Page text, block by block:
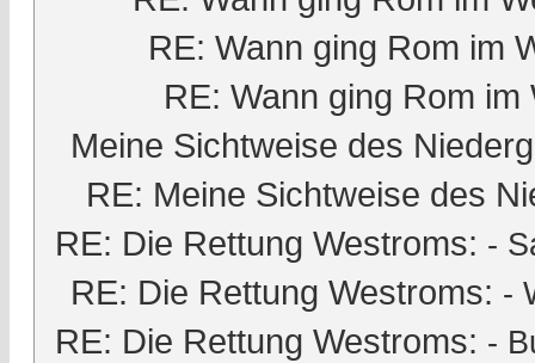
RE: Wann ging Rom im
RE: Wann ging Rom im
Meine Sichtweise des
RE: Meine Sichtweise des
RE: Die Rettung Westroms: -
RE: Die Rettung Westroms: -
RE: Die Rettung Westroms: -